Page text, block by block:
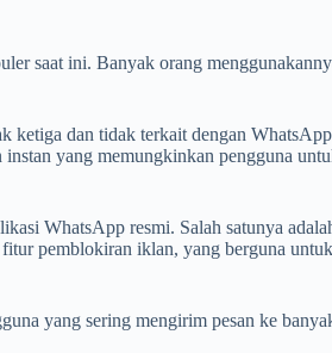
saat ini. Banyak orang
dan tidak terkait dengan
yang memungkinkan pengguna
WhatsApp resmi. Salah satunya
pemblokiran iklan, yang berguna
yang sering mengirim pesan ke